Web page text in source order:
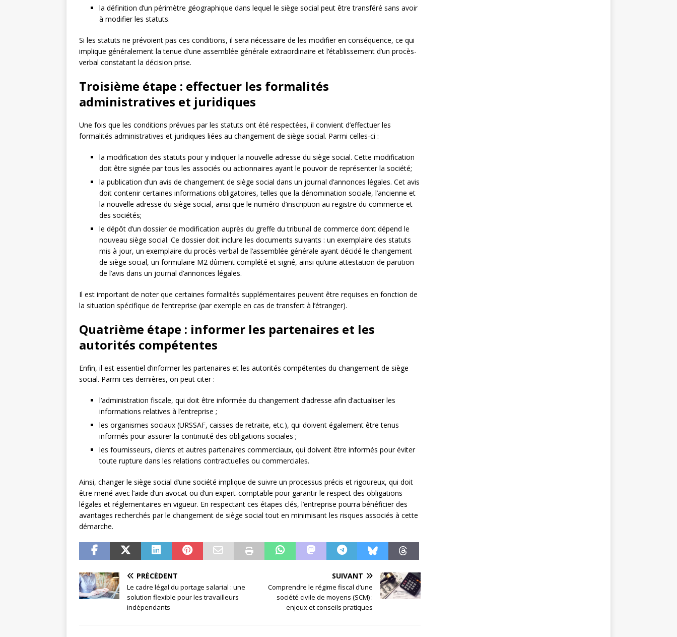
la définition d’un périmètre géographique dans lequel le siège social peut être transféré sans avoir
à modifier les statuts.
Si les statuts ne prévoient pas ces conditions, il sera nécessaire de les modifier en conséquence, ce qui
implique généralement la tenue d’une assemblée générale extraordinaire et l’établissement d’un procès-
verbal constatant la décision prise.
Troisième étape : effectuer les formalités
administratives et juridiques
Une fois que les conditions prévues par les statuts ont été respectées, il convient d’effectuer les
formalités administratives et juridiques liées au changement de siège social. Parmi celles-ci :
la modification des statuts pour y indiquer la nouvelle adresse du siège social. Cette modification
doit être signée par tous les associés ou actionnaires ayant le pouvoir de représenter la société;
la publication d’un avis de changement de siège social dans un journal d’annonces légales. Cet avis
doit contenir certaines informations obligatoires, telles que la dénomination sociale, l’ancienne et
la nouvelle adresse du siège social, ainsi que le numéro d’inscription au registre du commerce et
des sociétés;
le dépôt d’un dossier de modification auprès du greffe du tribunal de commerce dont dépend le
nouveau siège social. Ce dossier doit inclure les documents suivants : un exemplaire des statuts
mis à jour, un exemplaire du procès-verbal de l’assemblée générale ayant décidé le changement
de siège social, un formulaire M2 dûment complété et signé, ainsi qu’une attestation de parution
de l’avis dans un journal d’annonces légales.
Il est important de noter que certaines formalités supplémentaires peuvent être requises en fonction de
la situation spécifique de l’entreprise (par exemple en cas de transfert à l’étranger).
Quatrième étape : informer les partenaires et les
autorités compétentes
Enfin, il est essentiel d’informer les partenaires et les autorités compétentes du changement de siège
social. Parmi ces dernières, on peut citer :
l’administration fiscale, qui doit être informée du changement d’adresse afin d’actualiser les
informations relatives à l’entreprise ;
les organismes sociaux (URSSAF, caisses de retraite, etc.), qui doivent également être tenus
informés pour assurer la continuité des obligations sociales ;
les fournisseurs, clients et autres partenaires commerciaux, qui doivent être informés pour éviter
toute rupture dans les relations contractuelles ou commerciales.
Ainsi, changer le siège social d’une société implique de suivre un processus précis et rigoureux, qui doit
être mené avec l’aide d’un avocat ou d’un expert-comptable pour garantir le respect des obligations
légales et réglementaires en vigueur. En respectant ces étapes clés, l’entreprise pourra bénéficier des
avantages recherchés par le changement de siège social tout en minimisant les risques associés à cette
démarche.
PRÉCÉDENT
Le cadre légal du portage salarial : une
solution flexible pour les travailleurs
indépendants
SUIVANT
Comprendre le régime fiscal d’une
société civile de moyens (SCM) :
enjeux et conseils pratiques